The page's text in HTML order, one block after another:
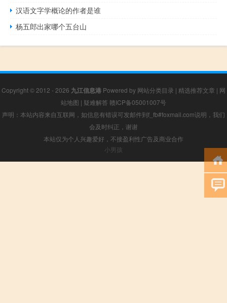
汉语文字学概论的作者是谁
杨五郎出家哪个五台山
Copyright © 2012 - 2026 九江信息港 Powered by 网站分类目录 | 精选推荐文章 | 网
站地图 | 疑难解答 赣ICP备05001007号
声明：本站内容来自互联网，如信息有错误可发邮件到f_fb#foxmail.com说明，我们
会及时纠正，谢谢
本站仅为个人兴趣爱好，不接盈利性广告及商业合作
小男孩